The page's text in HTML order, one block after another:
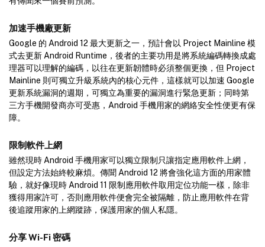
加速手機廠更新
Google 的 Android 12 最大更新之一，預計會以 Project Mainline 模
式去更新 Android Runtime，後者的主要功用是將系統編碼轉換成處
理器可以理解的編碼，以往在更新韌體時必須整個更換，但 Project
Mainline 則可獨立升級系統內的核心元件，這樣就可以加速 Google
更新系統漏洞的週期，可獨立為重要的漏洞進行緊急更新；同時第
三方手機開發商亦可受惠，Android 手機用家的網絡安全性便更有保
障。
限制軟件上網
雖然現時 Android 手機用家可以獨立限制只讓指定應用軟件上網，
但設定方法始終較麻煩。傳聞 Android 12 將會強化這方面的用家體
驗，就好像現時 Android 11 限制應用軟件取用定位功能一樣，除非
獲得用家許可，否則應用軟件便會完全被隔離，防止應用軟件在背
後追蹤用家的上網蹤跡，保護用家的個人私隱。
分享 Wi-Fi 密碼